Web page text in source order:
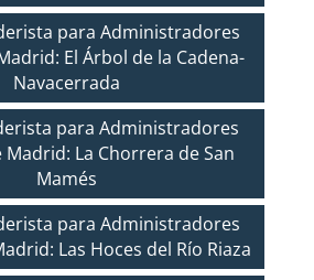
para Administradores
El Árbol de la Cadena-
Navacerrada
para Administradores
Madrid: La Chorrera de San
Mamés
para Administradores
Las Hoces del Río Riaza